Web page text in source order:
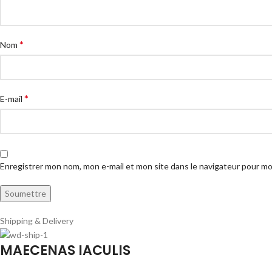
Nom *
E-mail *
Enregistrer mon nom, mon e-mail et mon site dans le navigateur pour
Shipping & Delivery
MAECENAS IACULIS